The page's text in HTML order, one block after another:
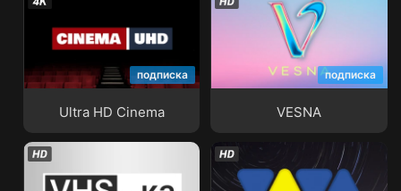
подписка
Ultra HD Cinema
Ultra HD Cinema
подписка
VESNA